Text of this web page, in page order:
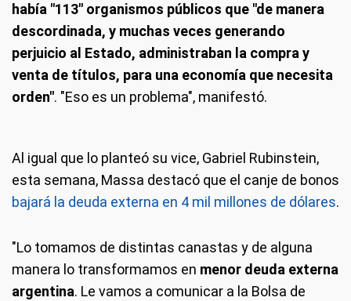
había "113" organismos públicos que "de manera
descordinada, y muchas veces generando
perjuicio al Estado, administraban la compra y
venta de títulos, para una economía que necesita
orden". "Eso es un problema", manifestó.
Al igual que lo planteó su vice, Gabriel Rubinstein,
esta semana, Massa destacó que el canje de bonos
bajará la deuda externa en 4 mil millones de dólares.
"Lo tomamos de distintas canastas y de alguna
manera lo transformamos en menor deuda externa
argentina. Le vamos a comunicar a la Bolsa de